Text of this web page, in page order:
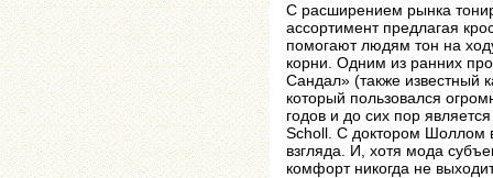
С расширением рынка
ассортимент предлагая
помогают людям тон на
корни. Одним из ранних
Сандал» (также известный
который пользовался
годов и до сих пор
Scholl. С доктором Шоллом
взгляда. И, хотя мода
комфорт никогда не